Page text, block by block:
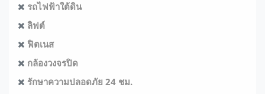
รถไฟฟ้าใต้ดิน
ลิฟต์
ฟิตเนส
กล้องวงจรปิด
รักษาความปลอดภัย 24 ชม.